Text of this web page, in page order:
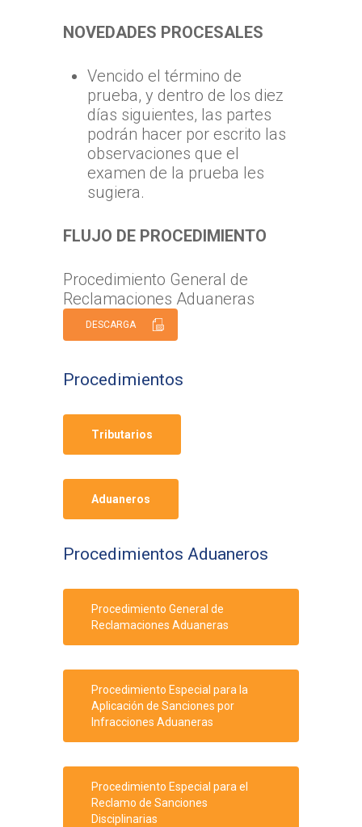
NOVEDADES PROCESALES
Vencido el término de
prueba, y dentro de los diez
días siguientes, las partes
podrán hacer por escrito las
observaciones que el
examen de la prueba les
sugiera.
FLUJO DE PROCEDIMIENTO
Procedimiento General de
Reclamaciones Aduaneras
DESCARGA
Procedimientos
Tributarios
Aduaneros
Procedimientos Aduaneros
Procedimiento General de
Reclamaciones Aduaneras
Procedimiento Especial para la
Aplicación de Sanciones por
Infracciones Aduaneras
Procedimiento Especial para el
Reclamo de Sanciones
Disciplinarias